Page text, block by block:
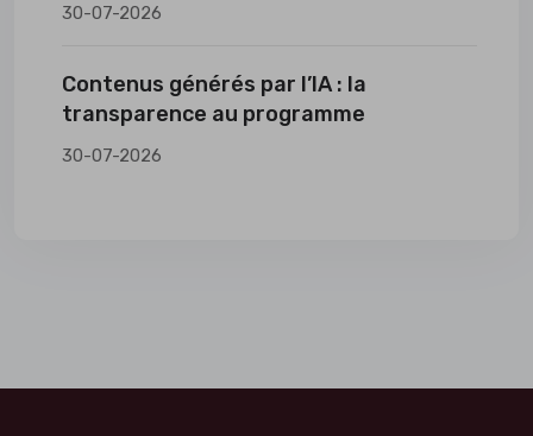
30-07-2026
Contenus générés par l’IA : la
transparence au programme
30-07-2026